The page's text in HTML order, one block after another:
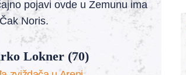
pojavi ovde u Zemunu ima
Noris.
Lokner (70)